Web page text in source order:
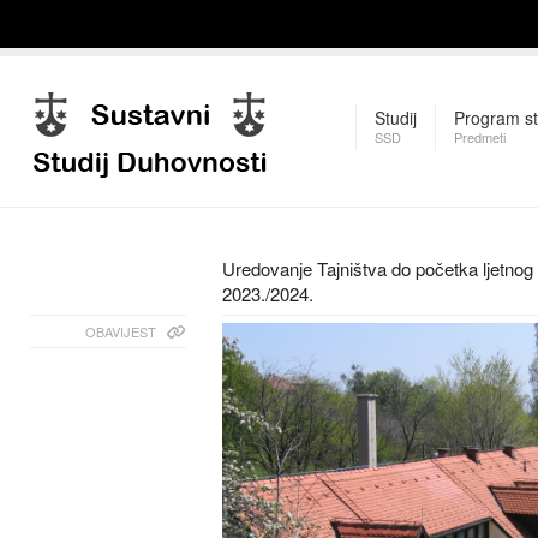
Studij
SSD
Program
Predmeti
Uredovanje Tajništva do početka
2023./2024.
OBAVIJEST